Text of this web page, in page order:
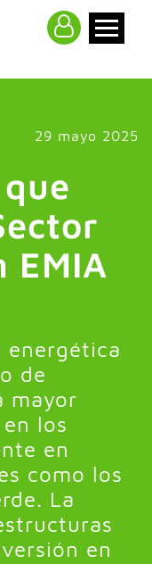
29 mayo 2025
EMIA
de
mayor
los
en
como los
La
en